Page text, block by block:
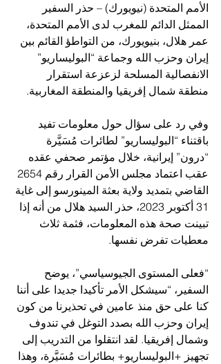
الأمم المتحدة (نيويورك) – حذر السفير
الممثل الدائم للمغرب لدى الأمم المتحدة،
عمر هلال، بنيويورك، من التواطؤ القائم بين
إيران وحزب الله وجماعة “البوليساريو”
الانفصالية المسلحة لزعزعة استقرار
منطقة شمال إفريقيا والمنطقة المغاربية.
وفي رد على سؤال حول معلومات تفيد
باقتناء “البوليساريو” لطائرات مُسَيَّرة
“درون” إيرانية، خلال مؤتمر صحفي عقده
القاضي بتمديد ولاية بعثة المينورسو إلى غاية
31 أكتوبر 2023، حذر السيد هلال من أنه إذا
تبينت صحة هذه المعلومات، فثمة ثلاث
معطيات تفرض نفسها.
“فعلى المستوى الجيوسياسي”، يوضح
السفير، “سيشكل الأمر تأكيدا جديدا على أننا
كنا على حق منذ عامين في تحذيرنا من كون
إيران وحزب الله بصدد التوغل في تندوف
وشمال إفريقيا. لقد انتقلوا من التدريب إلى
تجهيز +البوليساريو+ بطائرات مُسَيَّرة، وهذا